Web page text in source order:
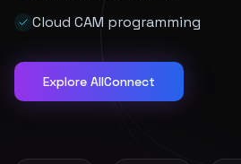
Cloud CAM programming
Explore AllConnect